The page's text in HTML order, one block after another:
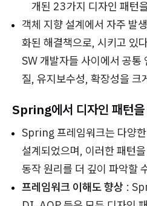
개된 23가지 디자인 패턴
객체 지향 설계에서 자주 발
화된 해결책으로, 시키고 있
SW 개발자들 사이에서 공통
질, 유지보수성, 확장성을 크
Spring에서 디자인 패턴을
Spring 프레임워크는 다양
설계되었으며, 이러한 패턴
동작 원리를 더 깊이 파악할
프레임워크 이해도 향상 :